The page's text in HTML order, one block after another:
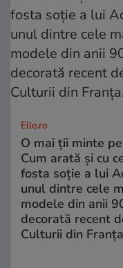
Elle.ro
O mai ții minte
Cum arată și cu
fosta soție a lui
unul dintre cele
modele din anii
decorată recent
Culturii din